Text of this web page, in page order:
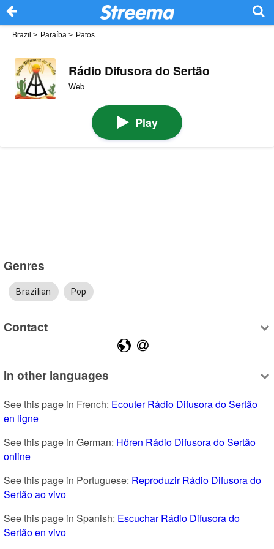
Brazil > Paraíba > Patos
Rádio Difusora do Sertão
Web
Play
Genres
Brazilian Pop
Contact
In other languages
See this page in French: Ecouter Rádio Difusora do Sertão
en ligne
See this page in German: Hören Rádio Difusora do Sertão
online
See this page in Portuguese: Reproduzir Rádio Difusora do
Sertão ao vivo
See this page in Spanish: Escuchar Rádio Difusora do
Sertão en vivo